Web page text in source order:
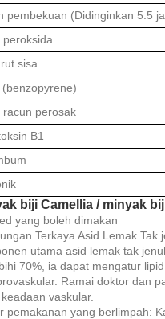
pembekuan (Didinginkan 5.5
peroksida
sisa
(benzopyrene)
racun perosak
B1
biji Camellia / minyak
yang boleh dimakan
Terkaya Asid Lemak
utama asid lemak tak
70%, ia dapat mengatur
Ramai doktor dan
vaskular.
pemakanan yang berlimpah: